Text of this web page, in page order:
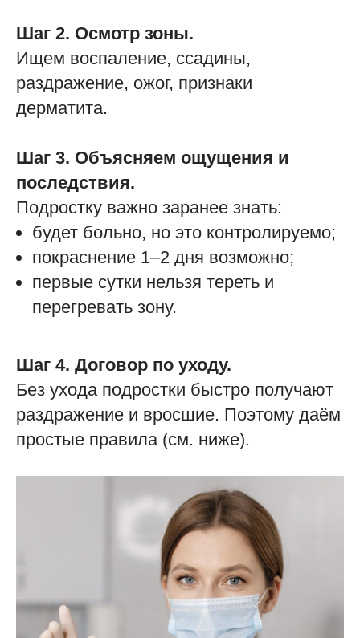
Шаг 2. Осмотр зоны.
Ищем воспаление, ссадины,
раздражение, ожог, признаки
дерматита.
Шаг 3. Объясняем ощущения и
последствия.
Подростку важно заранее знать:
будет больно, но это контролируемо;
покраснение 1–2 дня возможно;
первые сутки нельзя тереть и
перегревать зону.
Шаг 4. Договор по уходу.
Без ухода подростки быстро получают
раздражение и вросшие. Поэтому даём
простые правила (см. ниже).